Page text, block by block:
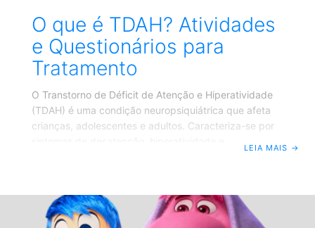
O que é TDAH? Atividades
e Questionários para
Tratamento
O Transtorno de Déficit de Atenção e Hiperatividade
(TDAH) é uma condição neuropsiquiátrica que afeta
crianças, adolescentes e adultos. Caracteriza-se por
dos sintomas por um período prolongado, além da
aplicação de questionários específicos e entrevistas
LEIA MAIS →